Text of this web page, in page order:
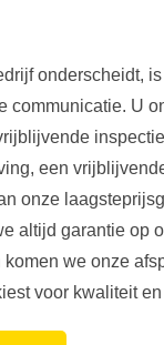
onderscheidt,
communicatie. U
een
onze
altijd garantie op
we onze
voor kwaliteit